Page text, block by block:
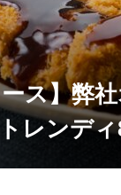
ス】弊
レンデ